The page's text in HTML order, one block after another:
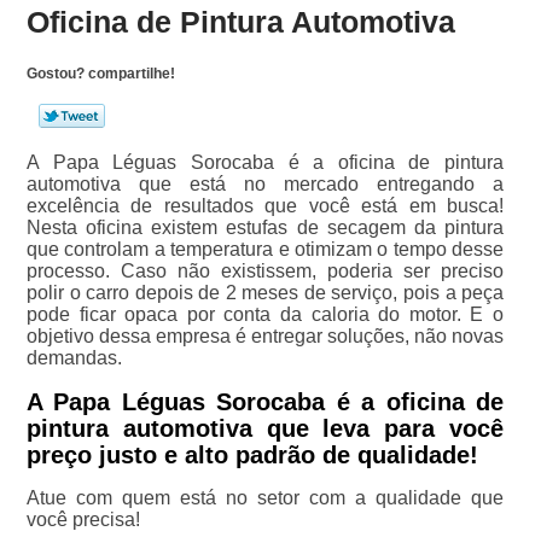
Oficina de Pintura Automotiva
Gostou? compartilhe!
A Papa Léguas Sorocaba é a oficina de pintura
automotiva que está no mercado entregando a
excelência de resultados que você está em busca!
Nesta oficina existem estufas de secagem da pintura
que controlam a temperatura e otimizam o tempo desse
processo. Caso não existissem, poderia ser preciso
polir o carro depois de 2 meses de serviço, pois a peça
pode ficar opaca por conta da caloria do motor. E o
objetivo dessa empresa é entregar soluções, não novas
demandas.
A Papa Léguas Sorocaba é a oficina de
pintura automotiva que leva para você
preço justo e alto padrão de qualidade!
Atue com quem está no setor com a qualidade que
você precisa!